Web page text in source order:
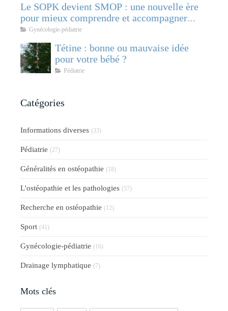
Le SOPK devient SMOP : une nouvelle ère
pour mieux comprendre et accompagner
cette pathologie féminine
Gynécologie-pédiatrie
Tétine : bonne ou mauvaise idée
pour votre bébé ?
Pédiatrie
Catégories
Informations diverses (33)
Pédiatrie (27)
Généralités en ostéopathie (18)
L'ostéopathie et les pathologies (57)
Recherche en ostéopathie (12)
Sport (41)
Gynécologie-pédiatrie (16)
Drainage lymphatique (7)
Mots clés